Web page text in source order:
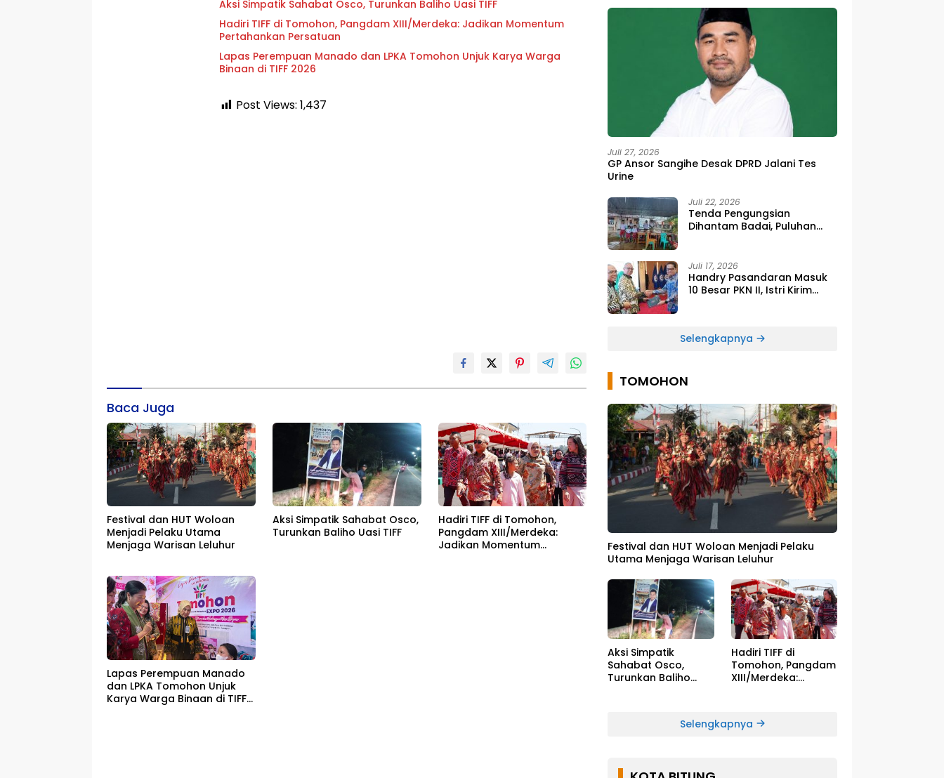
Aksi Simpatik Sahabat Osco, Turunkan Baliho Uasi TIFF
Hadiri TIFF di Tomohon, Pangdam XIII/Merdeka: Jadikan Momentum
Pertahankan Persatuan
Lapas Perempuan Manado dan LPKA Tomohon Unjuk Karya Warga
Binaan di TIFF 2026
Post Views: 1,437
Baca Juga
Festival dan HUT Woloan
Menjadi Pelaku Utama
Menjaga Warisan Leluhur
Aksi Simpatik Sahabat Osco,
Turunkan Baliho Uasi TIFF
Hadiri TIFF di Tomohon,
Pangdam XIII/Merdeka:
Jadikan Momentum
Lapas Perempuan Manado
dan LPKA Tomohon Unjuk
Karya Warga Binaan di TIFF
Juli 27, 2026
GP Ansor Sangihe Desak DPRD Jalani Tes
Urine
Juli 22, 2026
Tenda Pengungsian
Dihantam Badai, Puluhan
Juli 17, 2026
Handry Pasandaran Masuk
10 Besar PKN II, Istri Kirim
Selengkapnya
TOMOHON
Festival dan HUT Woloan Menjadi Pelaku
Utama Menjaga Warisan Leluhur
Aksi Simpatik
Sahabat Osco,
Turunkan Baliho
Hadiri TIFF di
Tomohon, Pangdam
XIII/Merdeka:
Selengkapnya